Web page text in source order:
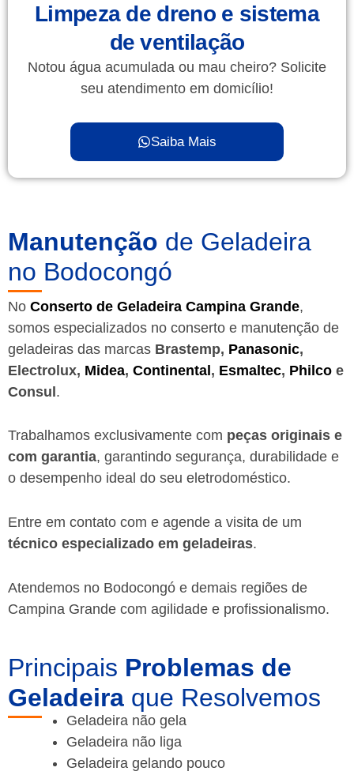
Limpeza de dreno e sistema
de ventilação
Notou água acumulada ou mau cheiro? Solicite
seu atendimento em domicílio!
Saiba Mais
Manutenção de Geladeira
no Bodocongó
No Conserto de Geladeira Campina Grande,
somos especializados no conserto e manutenção de
geladeiras das marcas Brastemp, Panasonic,
Electrolux, Midea, Continental, Esmaltec, Philco e
Consul.
Trabalhamos exclusivamente com peças originais e
com garantia, garantindo segurança, durabilidade e
o desempenho ideal do seu eletrodoméstico.
Entre em contato com e agende a visita de um
técnico especializado em geladeiras.
Atendemos no Bodocongó e demais regiões de
Campina Grande com agilidade e profissionalismo.
Principais Problemas de
Geladeira que Resolvemos
Geladeira não gela
Geladeira não liga
Geladeira gelando pouco